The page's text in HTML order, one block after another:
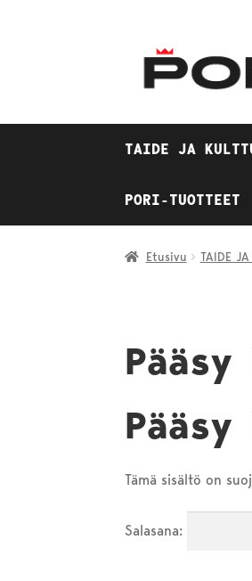
Siirry
navigointiin
Siirry
sisältöön
TAIDE JA
PORI-TUOTTEET
Etusivu TAIDE JA
Tämä sisältö on
Salasana: